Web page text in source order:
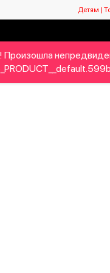
Детям |
Детям
Произошла